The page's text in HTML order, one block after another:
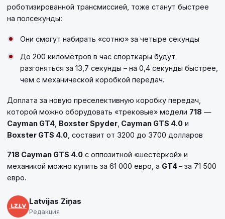
роботизированной трансмиссией, тоже станут быстрее
на полсекунды:
Они смогут набирать «сотню» за четыре секунды
До 200 километров в час спорткары будут
разгоняться за 13,7 секунды – на 0,4 секунды быстрее,
чем с механической коробкой передач.
Доплата за новую преселективную коробку передач,
которой можно оборудовать «трековые» модели 718 —
Cayman GT4 Boxster Spyder Cayman GTS 4.0 и
Boxster GTS 4.0 , составит от 3200 до 3700 долларов
718 Cayman GTS 4.0 с оппозитной «шестёркой» и
механикой можно купить за 61 000 евро, а GT4– за 71 500
евро.
Latvijas Ziņas
Редакция